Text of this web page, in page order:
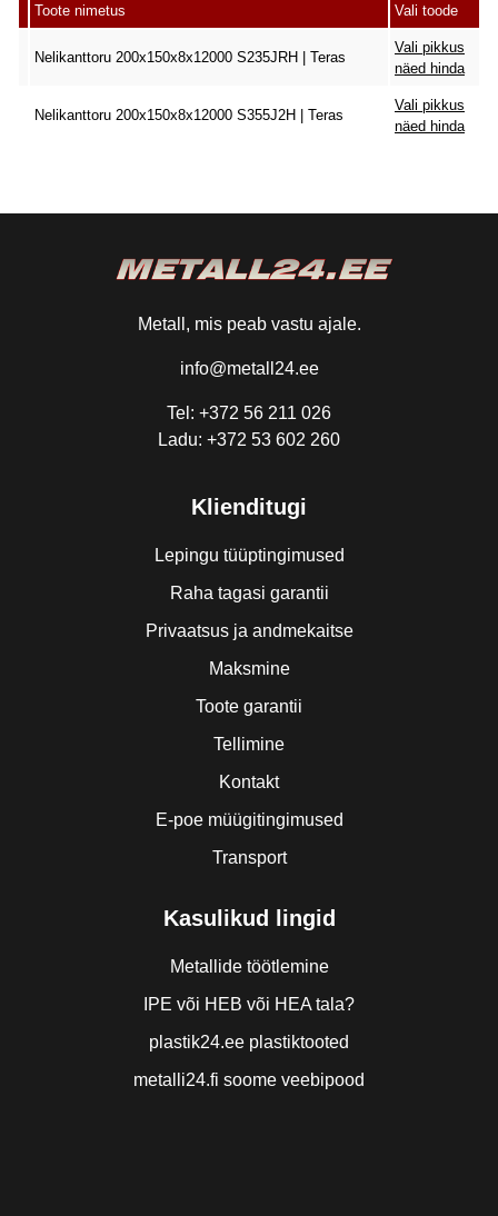
Toote nimetus Vali toode
Nelikanttoru 200x150x8x12000 S235JRH | Teras
Vali pikkus
näed hinda
Nelikanttoru 200x150x8x12000 S355J2H | Teras
Vali pikkus
näed hinda
Metall, mis peab vastu ajale.
info@metall24.ee
Tel: +372 56 211 026
Ladu: +372 53 602 260
Klienditugi
Lepingu tüüptingimused
Raha tagasi garantii
Privaatsus ja andmekaitse
Maksmine
Toote garantii
Tellimine
Kontakt
E-poe müügitingimused
Transport
Kasulikud lingid
Metallide töötlemine
IPE või HEB või HEA tala?
plastik24.ee plastiktooted
metalli24.fi soome veebipood